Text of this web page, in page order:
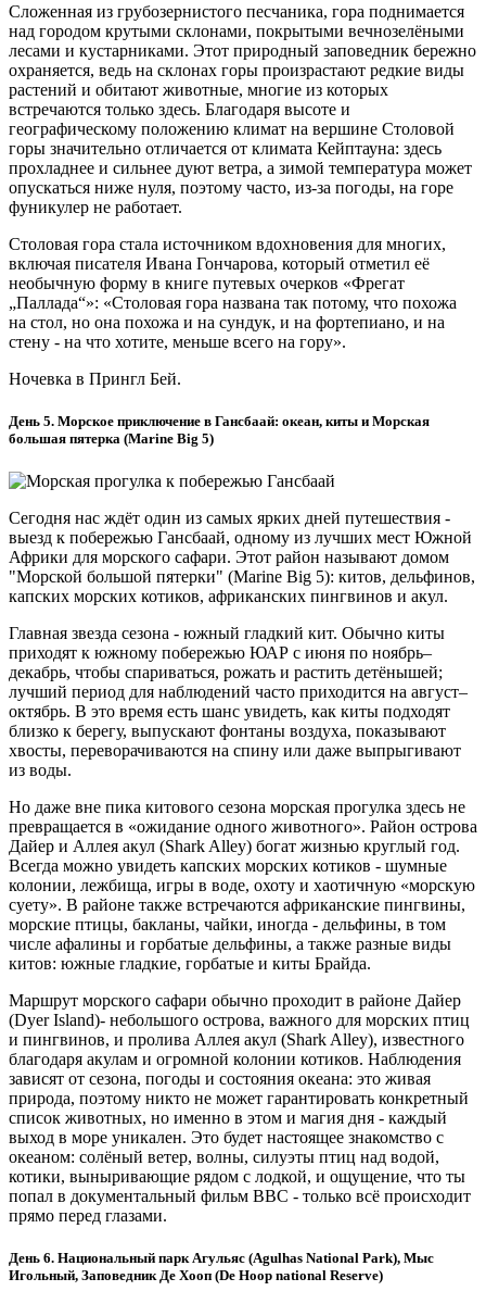
Сложенная из грубозернистого песчаника, гора поднимается
над городом крутыми склонами, покрытыми вечнозелёными
лесами и кустарниками. Этот природный заповедник бережно
охраняется, ведь на склонах горы произрастают редкие виды
растений и обитают животные, многие из которых
встречаются только здесь. Благодаря высоте и
географическому положению климат на вершине Столовой
горы значительно отличается от климата Кейптауна: здесь
прохладнее и сильнее дуют ветра, а зимой температура может
опускаться ниже нуля, поэтому часто, из-за погоды, на горе
фуникулер не работает.
Столовая гора стала источником вдохновения для многих,
включая писателя Ивана Гончарова, который отметил её
необычную форму в книге путевых очерков «Фрегат
„Паллада“»: «Столовая гора названа так потому, что похожа
на стол, но она похожа и на сундук, и на фортепиано, и на
стену - на что хотите, меньше всего на гору».
Ночевка в Прингл Бей.
День 5. Морское приключение в Гансбаай: океан, киты и Морская
большая пятерка (Marine Big 5)
Сегодня нас ждёт один из самых ярких дней путешествия -
выезд к побережью Гансбаай, одному из лучших мест Южной
Африки для морского сафари. Этот район называют домом
"Морской большой пятерки" (Marine Big 5): китов, дельфинов,
капских морских котиков, африканских пингвинов и акул.
Главная звезда сезона - южный гладкий кит. Обычно киты
приходят к южному побережью ЮАР с июня по ноябрь–
декабрь, чтобы спариваться, рожать и растить детёнышей;
лучший период для наблюдений часто приходится на август–
октябрь. В это время есть шанс увидеть, как киты подходят
близко к берегу, выпускают фонтаны воздуха, показывают
хвосты, переворачиваются на спину или даже выпрыгивают
из воды.
Но даже вне пика китового сезона морская прогулка здесь не
превращается в «ожидание одного животного». Район острова
Дайер и Аллея акул (Shark Alley) богат жизнью круглый год.
Всегда можно увидеть капских морских котиков - шумные
колонии, лежбища, игры в воде, охоту и хаотичную «морскую
суету». В районе также встречаются африканские пингвины,
морские птицы, бакланы, чайки, иногда - дельфины, в том
числе афалины и горбатые дельфины, а также разные виды
китов: южные гладкие, горбатые и киты Брайда.
Маршрут морского сафари обычно проходит в районе Дайер
(Dyer Island)- небольшого острова, важного для морских птиц
и пингвинов, и пролива Аллея акул (Shark Alley), известного
благодаря акулам и огромной колонии котиков. Наблюдения
зависят от сезона, погоды и состояния океана: это живая
природа, поэтому никто не может гарантировать конкретный
список животных, но именно в этом и магия дня - каждый
выход в море уникален. Это будет настоящее знакомство с
океаном: солёный ветер, волны, силуэты птиц над водой,
котики, выныривающие рядом с лодкой, и ощущение, что ты
попал в документальный фильм BBC - только всё происходит
прямо перед глазами.
День 6. Национальный парк Агульяс (Agulhas National Park), Мыс
Игольный, Заповедник Де Хооп (De Hoop national Reserve)